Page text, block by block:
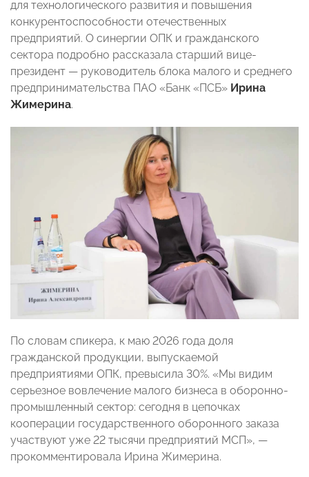
для технологического развития и повышения
конкурентоспособности отечественных
предприятий. О синергии ОПК и гражданского
сектора подробно рассказала старший вице-
президент — руководитель блока малого и среднего
предпринимательства ПАО «Банк «ПСБ» Ирина
Жимерина.
По словам спикера, к маю 2026 года доля
гражданской продукции, выпускаемой
предприятиями ОПК, превысила 30%. «Мы видим
серьезное вовлечение малого бизнеса в оборонно-
промышленный сектор: сегодня в цепочках
кооперации государственного оборонного заказа
участвуют уже 22 тысячи предприятий МСП», —
прокомментировала Ирина Жимерина.